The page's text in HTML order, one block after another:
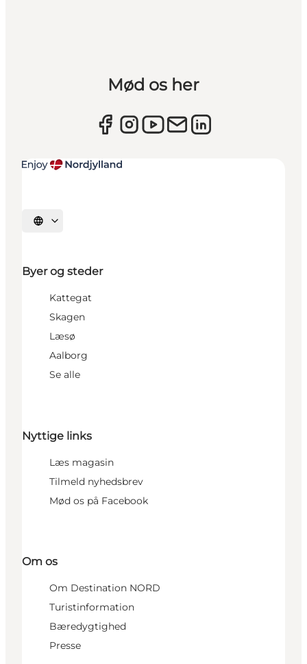
Mød os her
Vælg sprog
Byer og steder
Kattegat
Skagen
Læsø
Aalborg
Se alle
Nyttige links
Læs magasin
Tilmeld nyhedsbrev
Mød os på Facebook
Om os
Om Destination NORD
Turistinformation
Bæredygtighed
Presse